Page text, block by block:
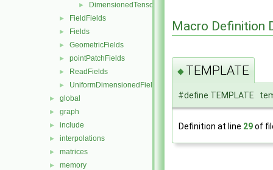
► DimensionedTensorField.H
► FieldFields
► Fields
► GeometricFields
► pointPatchFields
► ReadFields
► UniformDimensionedFields
► global
► graph
► include
► interpolations
► matrices
► memory
Macro Definition
◆ TEMPLATE
#define TEMPLATE
Definition at line 29of